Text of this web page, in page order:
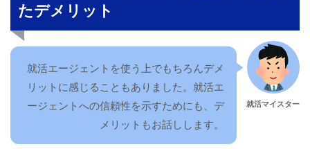
たデメリット
就活マイスター
就活エージェントを使う上でもちろんデメ
リットに感じることもありました。就活エ
ージェントへの信頼性を示すためにも、デ
メリットもお話しします。